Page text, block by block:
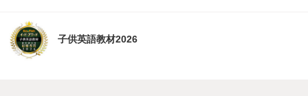
子供英語教材2026